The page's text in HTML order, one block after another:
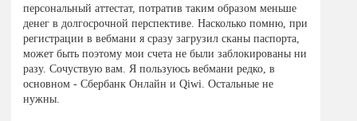
персональный аттестат, потратив таким образом меньше
денег в долгосрочной перспективе. Насколько помню, при
регистрации в вебмани я сразу загрузил сканы паспорта,
может быть поэтому мои счета не были заблокированы ни
разу. Сочуствую вам. Я пользуюсь вебмани редко, в
основном - Сбербанк Онлайн и Qiwi. Остальные не
нужны.